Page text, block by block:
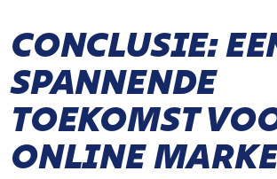
CONCLUSIE:
SPANNENDE
TOEKOMST
ONLINE